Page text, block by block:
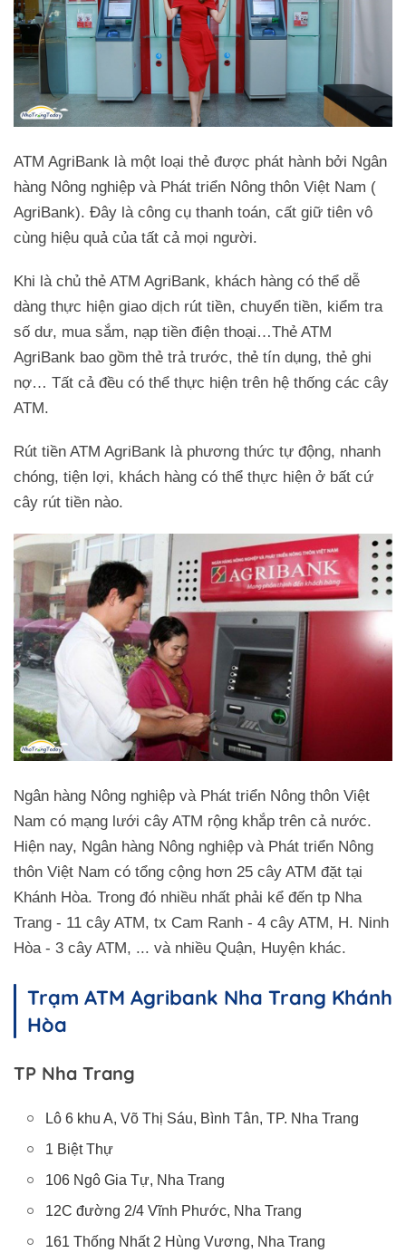
ATM AgriBank là một loại thẻ được phát hành bởi Ngân
hàng Nông nghiệp và Phát triển Nông thôn Việt Nam (
AgriBank). Đây là công cụ thanh toán, cất giữ tiên vô
cùng hiệu quả của tất cả mọi người.
Khi là chủ thẻ ATM AgriBank, khách hàng có thể dễ
dàng thực hiện giao dịch rút tiền, chuyển tiền, kiểm tra
số dư, mua sắm, nạp tiền điện thoại…Thẻ ATM
AgriBank bao gồm thẻ trả trước, thẻ tín dụng, thẻ ghi
nợ… Tất cả đều có thể thực hiện trên hệ thống các cây
ATM.
Rút tiền ATM AgriBank là phương thức tự động, nhanh
chóng, tiện lợi, khách hàng có thể thực hiện ở bất cứ
cây rút tiền nào.
Ngân hàng Nông nghiệp và Phát triển Nông thôn Việt
Nam có mạng lưới cây ATM rộng khắp trên cả nước.
Hiện nay, Ngân hàng Nông nghiệp và Phát triển Nông
thôn Việt Nam có tổng cộng hơn 25 cây ATM đặt tại
Khánh Hòa. Trong đó nhiều nhất phải kể đến tp Nha
Trang - 11 cây ATM, tx Cam Ranh - 4 cây ATM, H. Ninh
Hòa - 3 cây ATM, ... và nhiều Quận, Huyện khác.
Trạm ATM Agribank Nha Trang Khánh
Hòa
TP Nha Trang
Lô 6 khu A, Võ Thị Sáu, Bình Tân, TP. Nha Trang
1 Biệt Thự
106 Ngô Gia Tự, Nha Trang
12C đường 2/4 Vĩnh Phước, Nha Trang
161 Thống Nhất 2 Hùng Vương, Nha Trang